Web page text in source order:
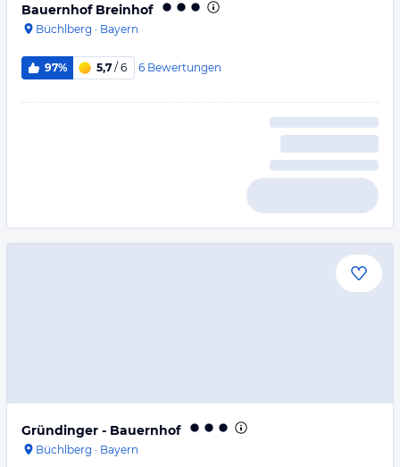
Bauernhof Breinhof
Büchlberg · Bayern
97% 5,7 / 6 6 Bewertungen
Gründinger - Bauernhof
Büchlberg · Bayern